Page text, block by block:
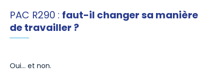
PAC R290 : faut-il changer sa manière
de travailler ?
Oui… et non.